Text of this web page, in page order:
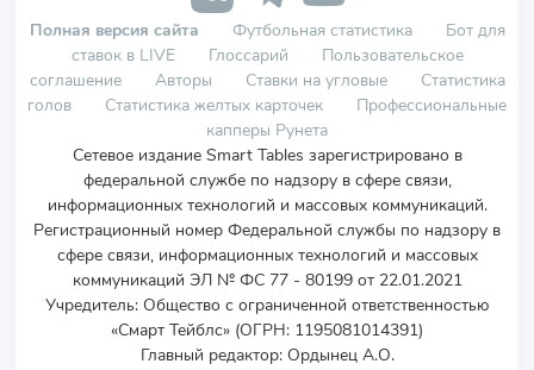
Полная версия сайта Футбольная статистика
Бот для
ставок в LIVE
Глоссарий
Пользовательское
соглашение
Авторы Ставки на угловые
Статистика
голов
Статистика желтых карточек
Профессиональные
капперы Рунета
Сетевое издание Smart Tables зарегистрировано в
федеральной службе по надзору в сфере связи,
информационных технологий и массовых коммуникаций.
Регистрационный номер Федеральной службы по надзору в
сфере связи, информационных технологий и массовых
коммуникаций ЭЛ № ФС 77 - 80199 от 22.01.2021
Учредитель: Общество с ограниченной ответственностью
«Смарт Тейблс» (ОГРН: 1195081014391)
Главный редактор: Ордынец А.О.